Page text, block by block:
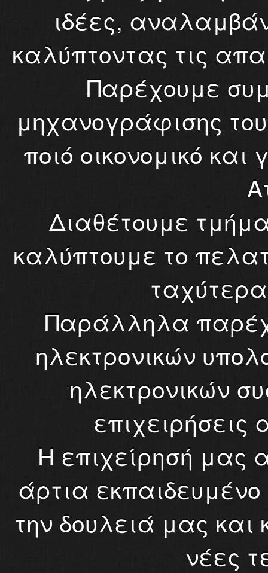
ιδέες,
καλύπτοντας τις
Παρέχουμε
μηχανογράφισης
ποιό οικονομικό
Διαθέτουμε
καλύπτουμε το
Παράλληλα
ηλεκτρονικών
ηλεκτρονικών
επιχειρήσεις
Η επιχείρησή μας
άρτια
την δουλειά μας
νέες